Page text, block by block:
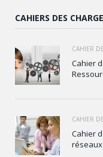
CAHIERS DES
CAHIER
Cahier
CAHIER
Cahier